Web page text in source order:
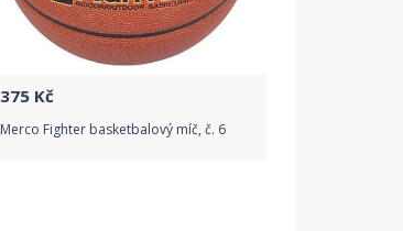
375 Kč
Merco Fighter basketbalový míč, č. 6